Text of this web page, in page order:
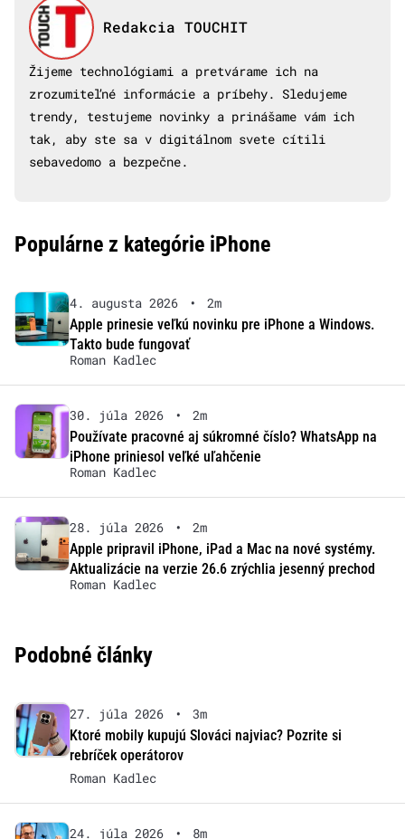
Redakcia TOUCHIT
Žijeme technológiami a pretvárame ich na
zrozumiteľné informácie a príbehy. Sledujeme
trendy, testujeme novinky a prinášame vám ich
tak, aby ste sa v digitálnom svete cítili
sebavedomo a bezpečne.
Populárne z kategórie iPhone
4. augusta 2026 •
2m
Apple prinesie veľkú novinku pre iPhone a Windows.
Takto bude fungovať
Roman Kadlec
30. júla 2026 •
2m
Používate pracovné aj súkromné číslo? WhatsApp na
iPhone priniesol veľké uľahčenie
Roman Kadlec
28. júla 2026 •
2m
Apple pripravil iPhone, iPad a Mac na nové systémy.
Aktualizácie na verzie 26.6 zrýchlia jesenný prechod
Roman Kadlec
Podobné články
27. júla 2026 •
3m
Ktoré mobily kupujú Slováci najviac? Pozrite si
rebríček operátorov
Roman Kadlec
24. júla 2026 •
8m